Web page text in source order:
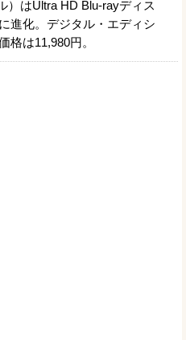
）はUltra HD Blu-rayディス
進化。デジタル・エディシ
格は11,980円。